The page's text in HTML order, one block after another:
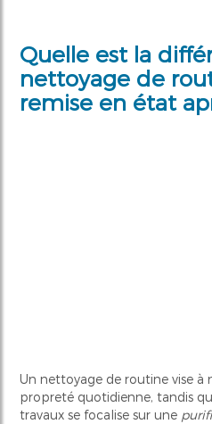
Quelle est la
nettoyage de
remise en état
Un nettoyage de routine vise à
propreté quotidienne, tandis
travaux se focalise sur une